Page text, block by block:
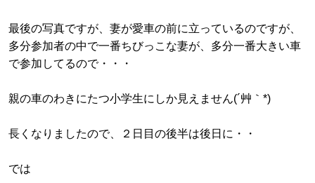
最後の写真ですが、妻が愛車の前に立っているのですが、
多分参加者の中で一番ちびっこな妻が、多分一番大きい車
で参加してるので・・・
親の車のわきにたつ小学生にしか見えません(´艸｀*)
長くなりましたので、２日目の後半は後日に・・
では